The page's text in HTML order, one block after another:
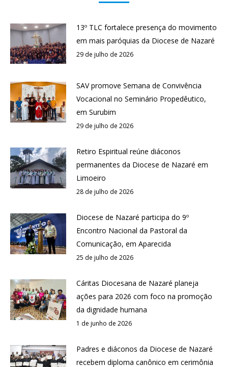
13º TLC fortalece presença do movimento
em mais paróquias da Diocese de Nazaré
29 de julho de 2026
SAV promove Semana de Convivência
Vocacional no Seminário Propedêutico,
em Surubim
29 de julho de 2026
Retiro Espiritual reúne diáconos
permanentes da Diocese de Nazaré em
Limoeiro
28 de julho de 2026
Diocese de Nazaré participa do 9º
Encontro Nacional da Pastoral da
Comunicação, em Aparecida
25 de julho de 2026
Cáritas Diocesana de Nazaré planeja
ações para 2026 com foco na promoção
da dignidade humana
1 de junho de 2026
Padres e diáconos da Diocese de Nazaré
recebem diploma canônico em cerimônia